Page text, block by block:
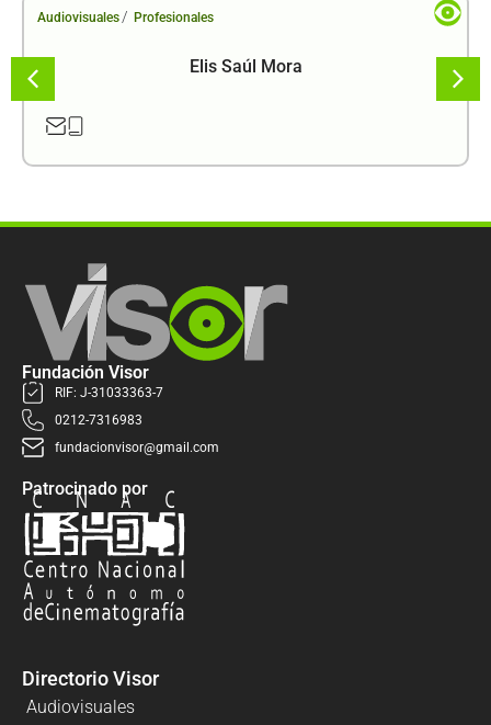
Audiovisuales / Profesionales
Elis Saúl Mora
Fundación Visor
RIF: J-31033363-7
0212-7316983
fundacionvisor@gmail.com
Patrocinado por
Directorio Visor
Audiovisuales